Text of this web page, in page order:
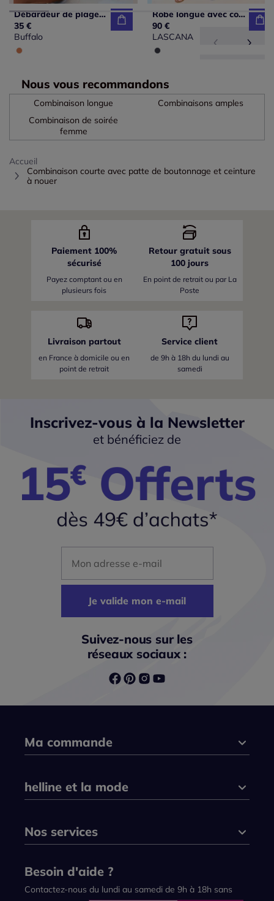
Débardeur de plage à encolure en V avec larges bretelles et imprimé unique
35 €
Buffalo
Robe longue avec col V profond et ourlet asymétrique à imprimé zèbre
90 €
LASCANA
Nous vous recommandons
Combinaison longue
Combinaisons amples
Combinaison de soirée
femme
Accueil
Combinaison courte avec patte de boutonnage et ceinture
à nouer
Paiement 100%
sécurisé
Payez comptant ou en
plusieurs fois
Retour gratuit sous
100 jours
En point de retrait ou par La
Poste
Livraison partout
en France à domicile ou en
point de retrait
Service client
de 9h à 18h du lundi au
samedi
Inscrivez-vous à la Newsletter
et bénéficiez de
Je valide mon e-mail
Suivez-nous sur les
réseaux sociaux :
Ma commande
helline et la mode
Nos services
Besoin d'aide ?
Contactez-nous du lundi au samedi de 9h à 18h sans